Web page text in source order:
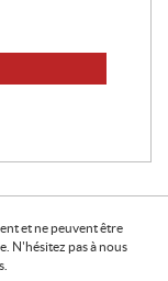
et ne peuvent être
N'hésitez pas à nous